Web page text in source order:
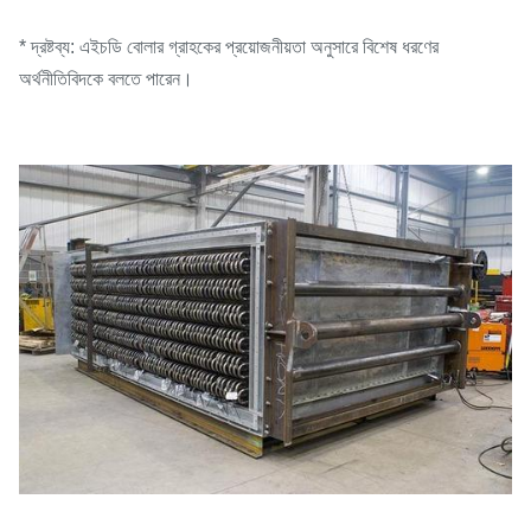
* দ্রষ্টব্য: এইচডি বোলার গ্রাহকের প্রয়োজনীয়তা অনুসারে বিশেষ ধরণের
অর্থনীতিবিদকে বলতে পারেন।